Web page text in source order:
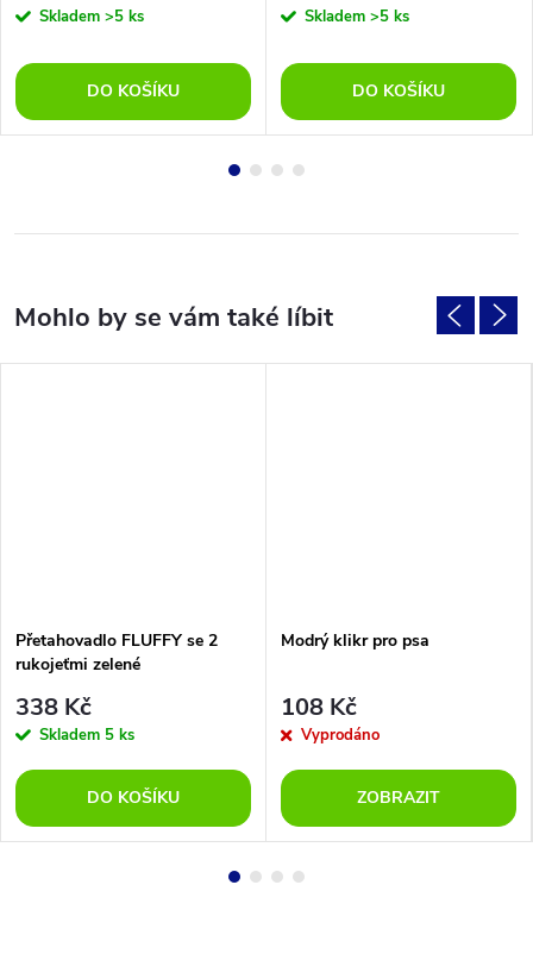
Skladem >5 ks
DO KOŠÍKU
Skladem >5 ks
DO KOŠÍKU
Přetahovadlo FLUFFY se 2
rukojeťmi zelené
338 Kč
Skladem 5 ks
DO KOŠÍKU
Modrý klikr pro psa
108 Kč
Vyprodáno
ZOBRAZIT